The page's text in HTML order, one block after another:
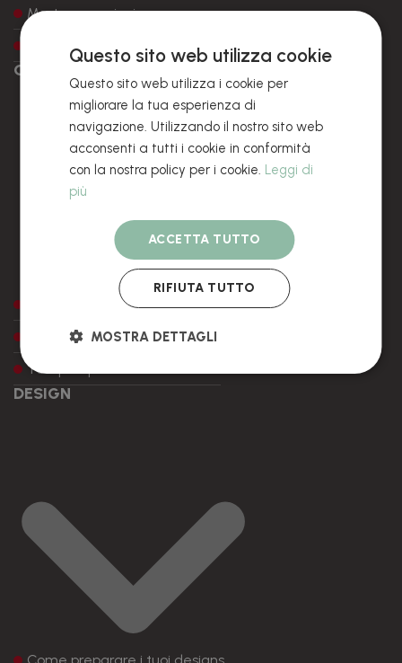
Mostre campioni
Confezioni e Packaging
ORDINI
Come fare un ordine
Modalità di pagamento
Tempi di produzione e destini
DESIGN
Questo sito web utilizza cookie
Questo sito web utilizza i cookie per
migliorare la tua esperienza di
navigazione. Utilizzando il nostro sito web
acconsenti a tutti i cookie in conformità
con la nostra policy per i cookie. Leggi di
più
ACCETTA TUTTO
RIFIUTA TUTTO
MOSTRA DETTAGLI